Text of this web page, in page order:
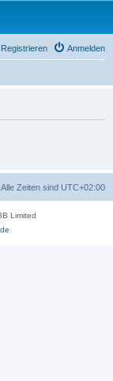
Anmelden
Registrieren
Alle Zeiten sind UTC+02:00
Limited